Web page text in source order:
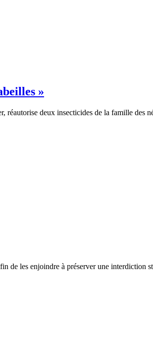
»
réautorise deux insecticides de la famille des
de les enjoindre à préserver une interdiction